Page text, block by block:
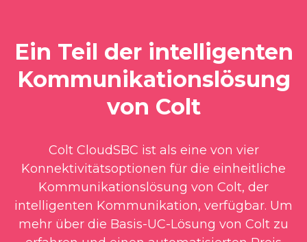
Ein Teil der intelligenten
Kommunikationslösung
von Colt
Colt CloudSBC ist als eine von vier
Konnektivitätsoptionen für die einheitliche
Kommunikationslösung von Colt, der
intelligenten Kommunikation, verfügbar. Um
mehr über die Basis-UC-Lösung von Colt zu